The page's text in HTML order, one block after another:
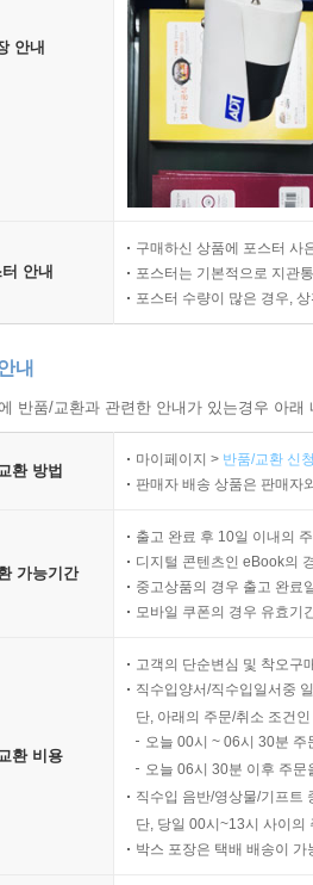
안내
안내
구매하신 상품에 포스터 사
포스터는 기본적으로 지관
포스터 수량이 많은 경우,
내
반품/교환과 관련한 안내가 있는경우 아
환 방법
마이페이지 > 반품/교환 신
판매자 배송 상품은 판매자
가능기간
출고 완료 후 10일 이내의
디지털 콘텐츠인 eBook의
중고상품의 경우 출고 완료
모바일 쿠폰의 경우 유효기
환 비용
고객의 단순변심 및 착오구
직수입양서/직수입일서중
단, 아래의 주문/취소 조건
오늘 00시 ~ 06시 30분
오늘 06시 30분 이후 주
직수입 음반/영상물/기프트
단, 당일 00시~13시 사이의
박스 포장은 택배 배송이